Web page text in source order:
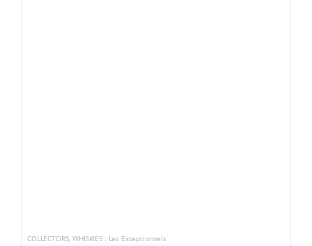
COLLECTORS,WHISKIES : Les Exceptionnels